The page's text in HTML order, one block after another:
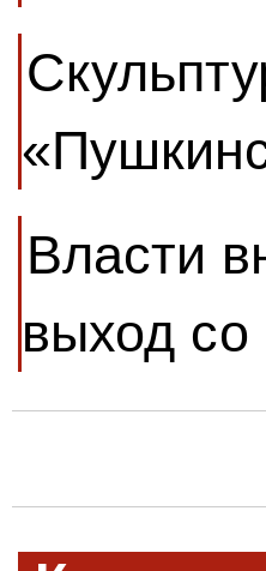
Власти
выход со